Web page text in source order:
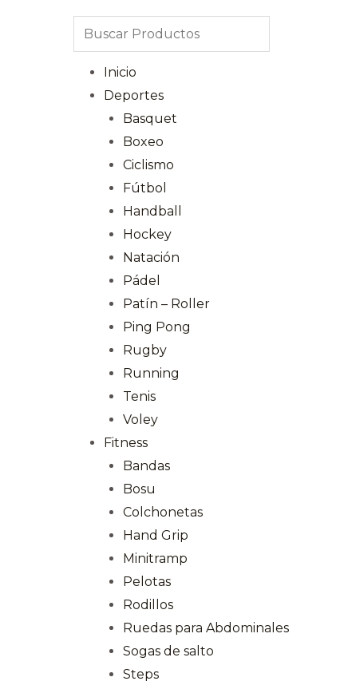
Inicio
Deportes
Basquet
Boxeo
Ciclismo
Fútbol
Handball
Hockey
Natación
Pádel
Patín – Roller
Ping Pong
Rugby
Running
Tenis
Voley
Fitness
Bandas
Bosu
Colchonetas
Hand Grip
Minitramp
Pelotas
Rodillos
Ruedas para Abdominales
Sogas de salto
Steps